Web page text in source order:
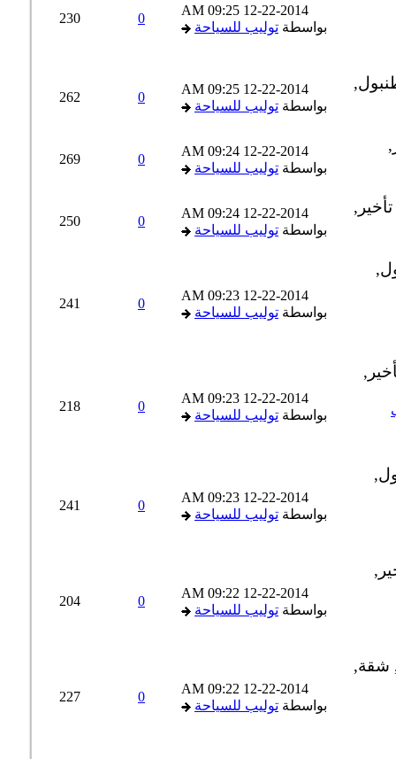
12-22-2014
09:25 AM
بواسطةتوليب للسياحة
230
12-22-2014
09:25 AM
بواسطةتوليب للسياحة
262
12-22-2014
09:24 AM
بواسطةتوليب للسياحة
269
12-22-2014
09:24 AM
بواسطةتوليب للسياحة
250
12-22-2014
09:23 AM
بواسطةتوليب للسياحة
241
12-22-2014
09:23 AM
بواسطةتوليب للسياحة
218
12-22-2014
09:23 AM
بواسطةتوليب للسياحة
241
12-22-2014
09:22 AM
بواسطةتوليب للسياحة
204
12-22-2014
09:22 AM
بواسطةتوليب للسياحة
227